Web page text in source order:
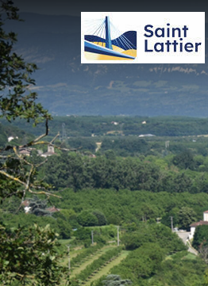
Panneau de gestion des cookies